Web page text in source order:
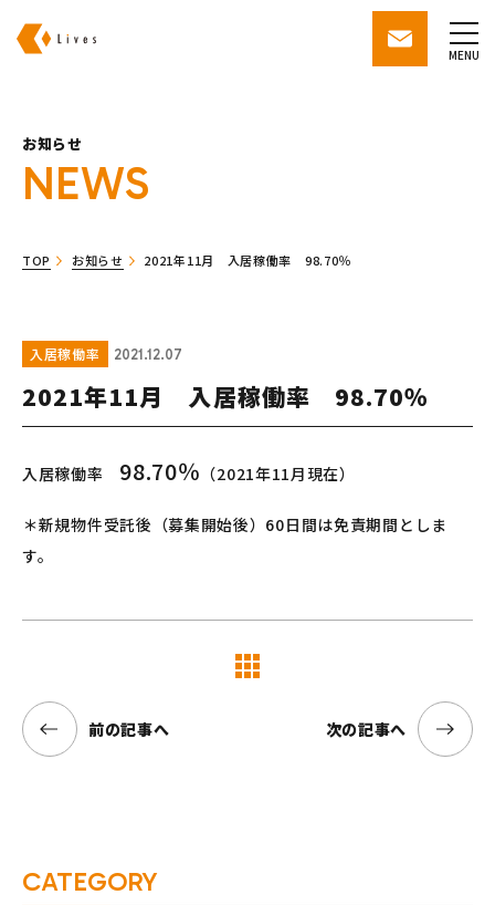
contactMENU
お知らせ
NEWS
TOP お知らせ 2021年11月 入居稼働率 98.70％
入居稼働率 2021.12.07
2021年11月 入居稼働率 98.70％
入居稼働率 98.70％ （2021年11月現在）
＊新規物件受託後（募集開始後）60日間は免責期間としま
す。
前の記事へ 次の記事へ
CATEGORY